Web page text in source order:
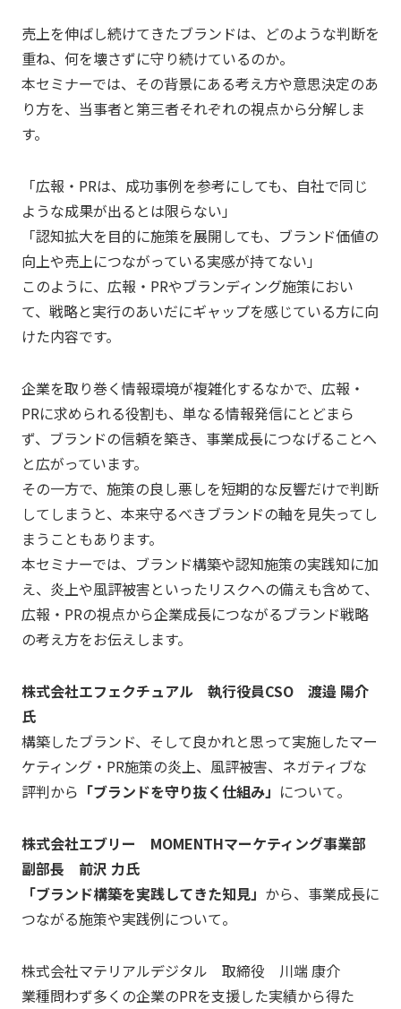
売上を伸ばし続けてきたブランドは、どのような判断を
重ね、何を壊さずに守り続けているのか。
本セミナーでは、その背景にある考え方や意思決定のあ
り方を、当事者と第三者それぞれの視点から分解しま
す。
「広報・PRは、成功事例を参考にしても、自社で同じ
ような成果が出るとは限らない」
「認知拡大を目的に施策を展開しても、ブランド価値の
向上や売上につながっている実感が持てない」
このように、広報・PRやブランディング施策におい
て、戦略と実行のあいだにギャップを感じている方に向
けた内容です。
企業を取り巻く情報環境が複雑化するなかで、広報・
PRに求められる役割も、単なる情報発信にとどまら
ず、ブランドの信頼を築き、事業成長につなげることへ
と広がっています。
その一方で、施策の良し悪しを短期的な反響だけで判断
してしまうと、本来守るべきブランドの軸を見失ってし
まうこともあります。
本セミナーでは、ブランド構築や認知施策の実践知に加
え、炎上や風評被害といったリスクへの備えも含めて、
広報・PRの視点から企業成長につながるブランド戦略
の考え方をお伝えします。
株式会社エフェクチュアル 執行役員CSO 渡邉 陽介
氏
構築したブランド、そして良かれと思って実施したマー
ケティング・PR施策の炎上、風評被害、ネガティブな
評判から 「ブランドを守り抜く仕組み」 について。
株式会社エブリー MOMENTHマーケティング事業部
副部長 前沢 力氏
「ブランド構築を実践してきた知見」 から、事業成長に
つながる施策や実践例について。
株式会社マテリアルデジタル 取締役 川端 康介
業種問わず多くの企業のPRを支援した実績から得た